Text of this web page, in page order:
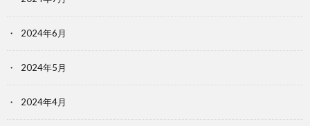
2024年6月
2024年5月
2024年4月